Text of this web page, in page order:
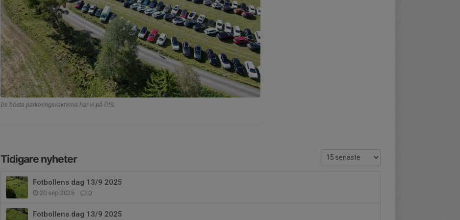
De bästa parkeringsvakterna har vi på ÖIS.
Tidigare nyheter
Fotbollens dag 13/9 2025
20 sep 2025 0
Fotbollens dag 13/9 2025